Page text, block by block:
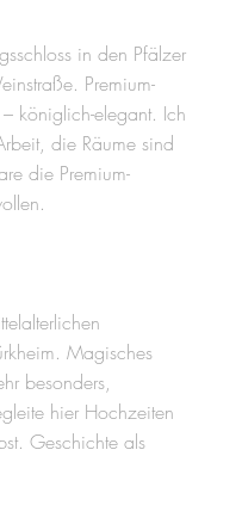
in den Pfälzer
Premium-
königlich-elegant. Ich
die Räume sind
die Premium-
Magisches
besonders,
hier Hochzeiten
Geschichte als